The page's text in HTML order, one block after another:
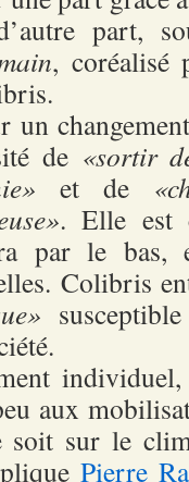
part,
,
de «sortir
et de
. Elle est
par le bas,
Colibris
aux
soit sur le
Pierre